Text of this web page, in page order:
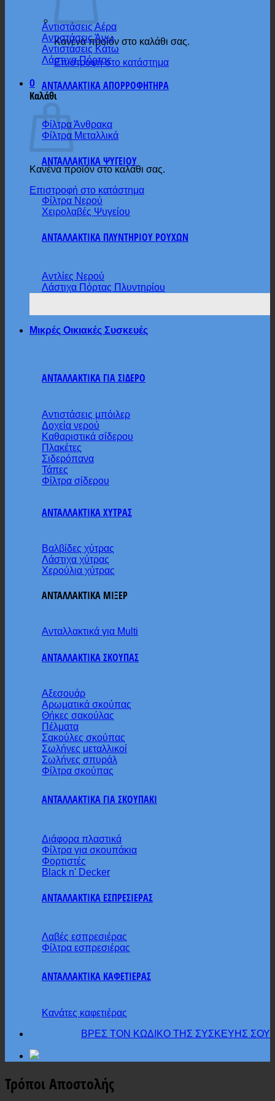
Κανένα προϊόν στο καλάθι σας.
Επιστροφή στο κατάστημα
0
Καλάθι
Κανένα προϊόν στο καλάθι σας.
Επιστροφή στο κατάστημα
Αντιστάσεις Αέρα
Αντιστάσεις Άνω
Αντιστάσεις Κάτω
Λάστιχα Πόρτας
ΑΝΤΑΛΛΑΚΤΙΚΑ ΑΠΟΡΡΟΦΗΤΗΡΑ
Φίλτρα Άνθρακα
Φίλτρα Μεταλλικά
ΑΝΤΑΛΛΑΚΤΙΚΑ ΨΥΓΕΙΟΥ
Φίλτρα Νερού
Χειρολαβές Ψυγείου
ΑΝΤΑΛΛΑΚΤΙΚΑ ΠΛΥΝΤΗΡΙΟΥ ΡΟΥΧΩΝ
Αντλίες Νερού
Λάστιχα Πόρτας Πλυντηρίου
Μικρές Οικιακές Συσκευές
ΑΝΤΑΛΛΑΚΤΙΚΑ ΓΙΑ ΣΙΔΕΡΟ
Αντιστάσεις μπόιλερ
Δοχεία νερού
Καθαριστικά σίδερου
Πλακέτες
Σιδερόπανα
Τάπες
Φίλτρα σίδερου
ΑΝΤΑΛΛΑΚΤΙΚΑ ΧΥΤΡΑΣ
Βαλβίδες χύτρας
Λάστιχα χύτρας
Χερούλια χύτρας
ΑΝΤΑΛΛΑΚΤΙΚΑ ΜΙΞΕΡ
Ανταλλακτικά για Multi
ΑΝΤΑΛΛΑΚΤΙΚΑ ΣΚΟΥΠΑΣ
Αξεσουάρ
Αρωματικά σκούπας
Θήκες σακούλας
Πέλματα
Σακούλες σκούπας
Σωλήνες μεταλλικοί
Σωλήνες σπυράλ
Φίλτρα σκούπας
ΑΝΤΑΛΛΑΚΤΙΚΑ ΓΙΑ ΣΚΟΥΠΑΚΙ
Διάφορα πλαστικά
Φίλτρα για σκουπάκια
Φορτιστές
Black n' Decker
ΑΝΤΑΛΛΑΚΤΙΚΑ ΕΣΠΡΕΣΙΕΡΑΣ
Λαβές εσπρεσιέρας
Φίλτρα εσπρεσιέρας
ΑΝΤΑΛΛΑΚΤΙΚΑ ΚΑΦΕΤΙΕΡΑΣ
Κανάτες καφετιέρας
ΒΡΕΣ ΤΟΝ ΚΩΔΙΚΟ ΤΗΣ ΣΥΣΚΕΥΗΣ ΣΟΥ
Τρόποι Αποστολής